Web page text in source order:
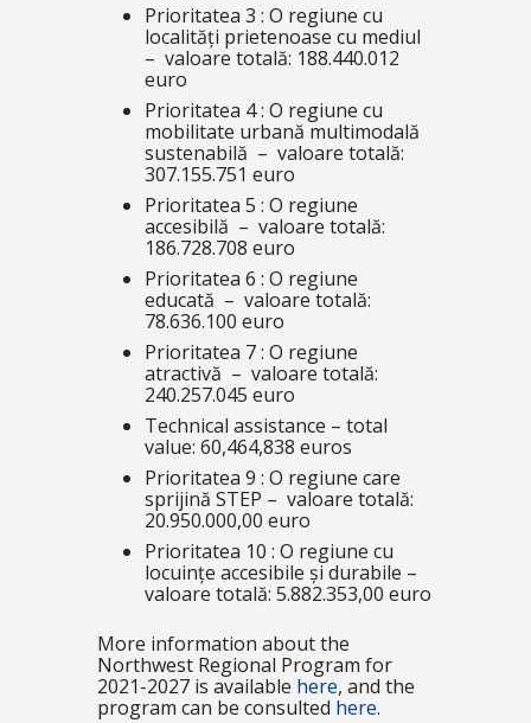
Prioritatea 3 : O regiune cu
localități prietenoase cu mediul
– valoare totală: 188.440.012
euro
Prioritatea 4 : O regiune cu
mobilitate urbană multimodală
sustenabilă – valoare totală:
307.155.751 euro
Prioritatea 5 : O regiune
accesibilă – valoare totală:
186.728.708 euro
Prioritatea 6 : O regiune
educată – valoare totală:
78.636.100 euro
Prioritatea 7 : O regiune
atractivă – valoare totală:
240.257.045 euro
Technical assistance – total
value: 60,464,838 euros
Prioritatea 9 : O regiune care
sprijină STEP – valoare totală:
20.950.000,00 euro
Prioritatea 10 : O regiune cu
locuințe accesibile și durabile –
valoare totală: 5.882.353,00 euro
More information about the
Northwest Regional Program for
2021-2027 is available here, and the
program can be consulted here.